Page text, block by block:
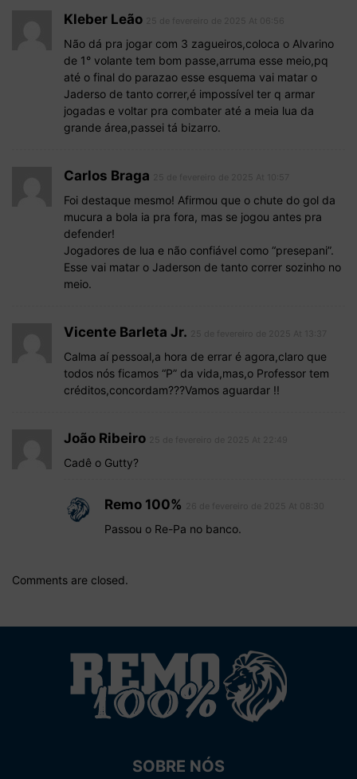
Kleber Leão
Não dá pra jogar com 3 zagueiros,coloca o Alvarino
de 1° volante tem bom passe,arruma esse meio,pq
até o final do parazao esse esquema vai matar o
Jaderso de tanto correr,é impossível ter q armar
jogadas e voltar pra combater até a meia lua da
grande área,passei tá bizarro.
Carlos Braga
Foi destaque mesmo! Afirmou que o chute do gol da
mucura a bola ia pra fora, mas se jogou antes pra
defender!
Jogadores de lua e não confiável como “presepani”.
Esse vai matar o Jaderson de tanto correr sozinho no
meio.
Vicente Barleta Jr.
Calma aí pessoal,a hora de errar é agora,claro que
todos nós ficamos “P” da vida,mas,o Professor tem
créditos,concordam???Vamos aguardar !!
João Ribeiro
Cadê o Gutty?
Remo 100%
Passou o Re-Pa no banco.
Comments are closed.
SOBRE NÓS